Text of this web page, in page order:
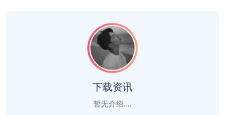
下载资讯
暂无介绍....